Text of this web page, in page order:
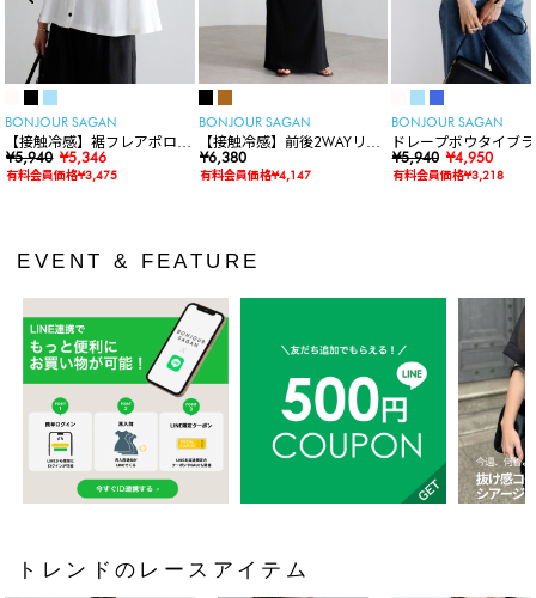
BONJOUR SAGAN
【接触冷感】裾フレアポロシ
ャツ
¥5,940 ¥5,346
有料会員価格¥3,475
BONJOUR SAGAN
【接触冷感】前後2WAYリブ
カットワンピース
¥6,380
有料会員価格¥4,147
BONJOUR SAGAN
ドレープボウタイブ
ス
¥5,940 ¥4,950
有料会員価格¥3,218
EVENT & FEATURE
トレンドのレースアイテム